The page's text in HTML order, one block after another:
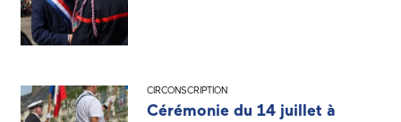
CIRCONSCRIPTION
Cérémonie du 14 juillet à